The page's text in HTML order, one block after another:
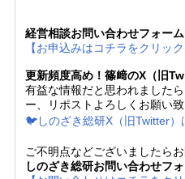
経営相談お問い合わせフォーム
【お申込みはコチラをクリック
更新頻度高め！篠﨑のX（旧
有益な情報だと思われました
ー、リポストよろしくお願い致
🐦しのざき総研X（旧Twitter）
ご不明点などございましたらお
しのざき総研お問い合わせフ